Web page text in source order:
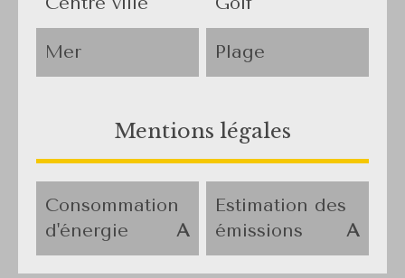
Mer Plage
Mentions légales
Consommation
d'énergie
A
Estimation des
émissions
A